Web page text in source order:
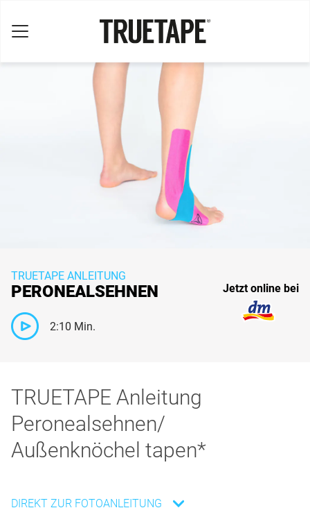
TRUETAPE ANLEITUNG
PERONEALSEHNEN
2:10 Min.
Jetzt online bei
TRUETAPE Anleitung
Peronealsehnen/
Außenknöchel tapen*
DIREKT ZUR FOTOANLEITUNG